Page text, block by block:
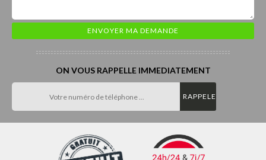
ON VOUS RAPPELLE IMMEDIATEMENT